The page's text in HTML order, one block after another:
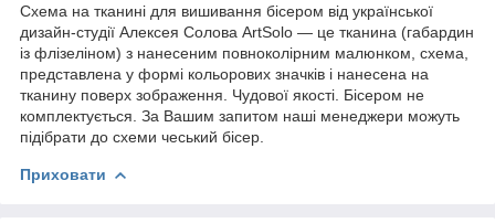
Схема на тканині для вишивання бісером від української
дизайн-студії Алексея Солова ArtSolo — це тканина (габардин
із флізеліном) з нанесеним повноколірним малюнком, схема,
представлена у формі кольорових значків і нанесена на
тканину поверх зображення. Чудової якості. Бісером не
комплектується. За Вашим запитом наші менеджери можуть
підібрати до схеми чеський бісер.
Приховати